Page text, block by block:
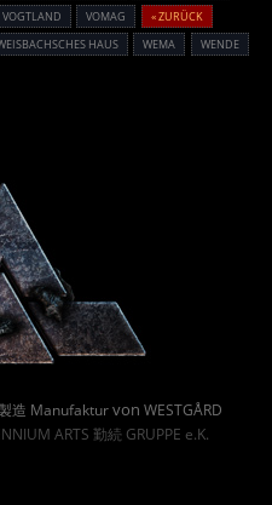
VOGTLAND VOMAG
« ZURÜCK
HAUS WEMA
WENDE
造 Manufakturvon WESTGÅRD
ARTS 勤続 GRUPPE e.K.
By :